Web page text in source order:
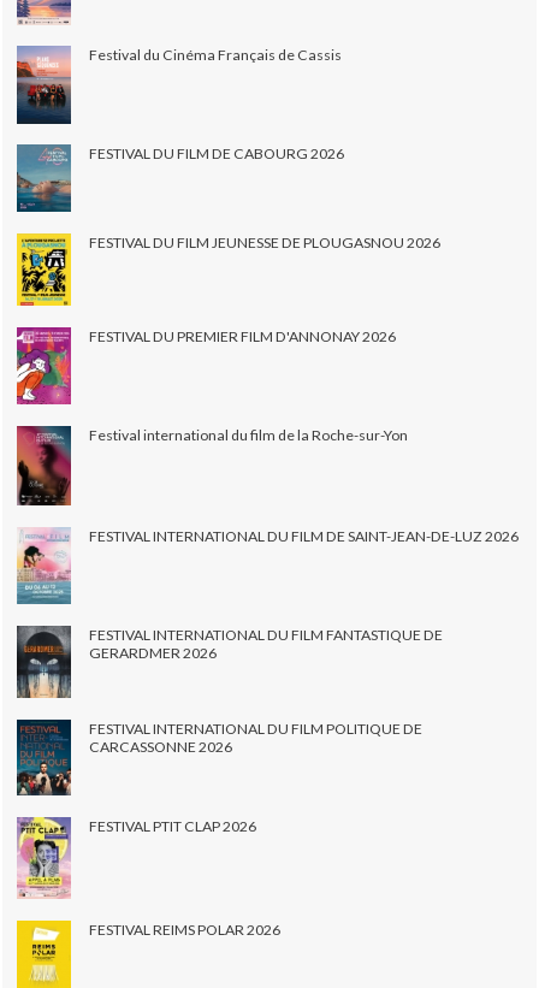
Festival du Cinéma Français de Cassis
FESTIVAL DU FILM DE CABOURG 2026
FESTIVAL DU FILM JEUNESSE DE PLOUGASNOU 2026
FESTIVAL DU PREMIER FILM D'ANNONAY 2026
Festival international du film de la Roche-sur-Yon
FESTIVAL INTERNATIONAL DU FILM DE SAINT-JEAN-DE-LUZ 2026
FESTIVAL INTERNATIONAL DU FILM FANTASTIQUE DE
GERARDMER 2026
FESTIVAL INTERNATIONAL DU FILM POLITIQUE DE
CARCASSONNE 2026
FESTIVAL PTIT CLAP 2026
FESTIVAL REIMS POLAR 2026